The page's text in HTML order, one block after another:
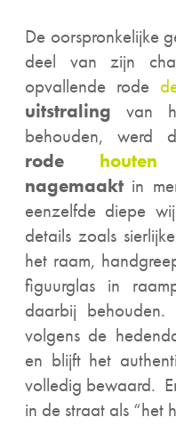
De oorspronkelijke
deel van zijn
opvallende rode
uitstraling van
behouden, werd
rode
nagemaaktin
eenzelfde diepe
details zoals
het raam,
figuurglas in
daarbij
volgens de
en blijft het
volledig bewaard.
in de straat als “het